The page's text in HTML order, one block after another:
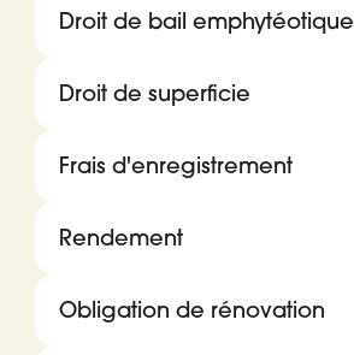
Droit de bail emphytéotique
Droit de superficie
Frais d'enregistrement
Rendement
Obligation de rénovation